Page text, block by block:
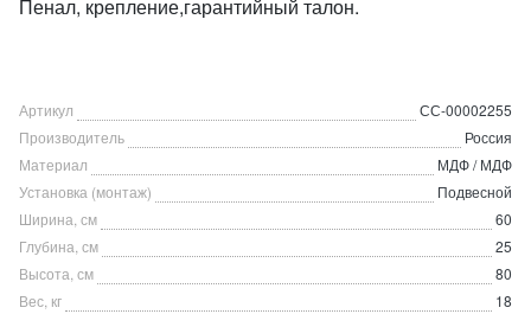
Пенал, крепление,гарантийный талон.
Артикул
СС-00002255
Производитель
Россия
Материал
МДФ / МДФ
Установка (монтаж)
Подвесной
Ширина, см
60
Глубина, см
25
Высота, см
80
Вес, кг
18